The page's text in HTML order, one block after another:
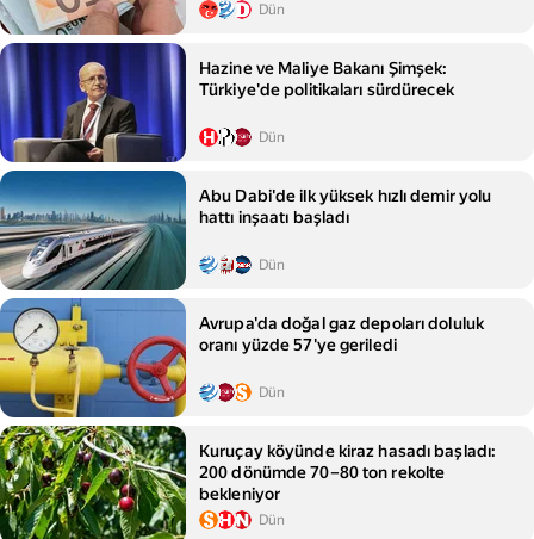
Dün
Hazine ve Maliye Bakanı Şimşek:
Türkiye'de politikaları sürdürecek
Dün
Abu Dabi'de ilk yüksek hızlı demir yolu
hattı inşaatı başladı
Dün
Avrupa'da doğal gaz depoları doluluk
oranı yüzde 57'ye geriledi
Dün
Kuruçay köyünde kiraz hasadı başladı:
200 dönümde 70–80 ton rekolte
bekleniyor
Dün